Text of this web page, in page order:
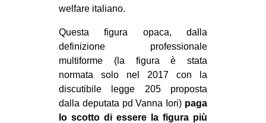
welfare italiano.
Questa figura opaca, dalla
definizione professionale
multiforme (la figura è stata
normata solo nel 2017 con la
discutibile legge 205 proposta
dalla deputata pd Vanna Iori) paga
lo scotto di essere la figura più